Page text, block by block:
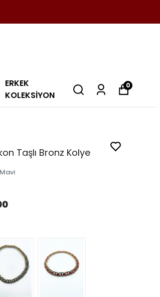
ERKEK
KOLEKSİYON
0
Taşlı Bronz Kolye